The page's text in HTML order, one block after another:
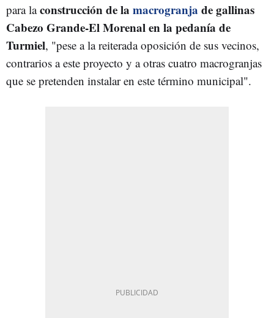
para laconstrucción de la macrogranja de gallinas
Cabezo Grande-El Morenal en la pedanía de
Turmiel, "pese a la reiterada oposición de sus vecinos,
contrarios a este proyecto y a otras cuatro macrogranjas
que se pretenden instalar en este término municipal".